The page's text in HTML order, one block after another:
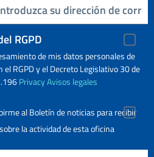
RGPD
de mis datos personales de
el RGPD y el Decreto Legislativo 30 de
PrivacyAvisos legales
al Boletín de noticias para recibir
la actividad de esta oficina